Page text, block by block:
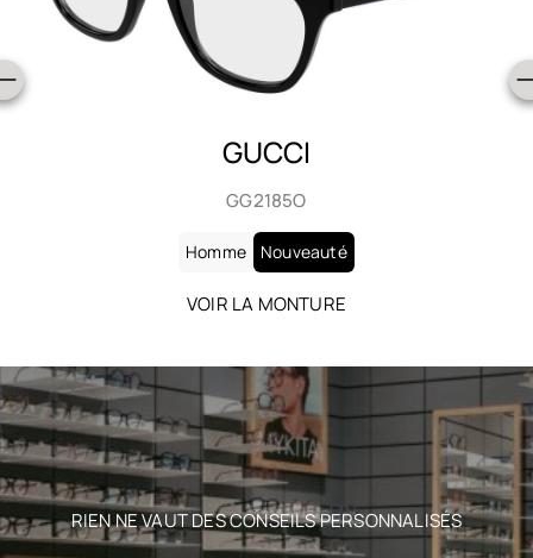
GUCCI
GG2185O
Homme Nouveauté
VOIR LA MONTURE
RIEN NE VAUT DES CONSEILS PERSONNALISÉS